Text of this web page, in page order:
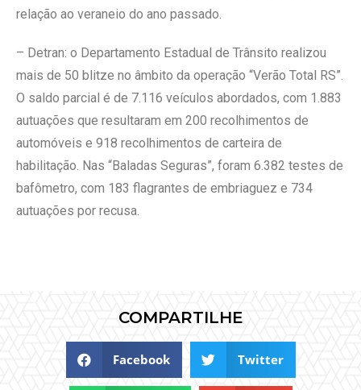
relação ao veraneio do ano passado.
– Detran: o Departamento Estadual de Trânsito realizou
mais de 50 blitze no âmbito da operação “Verão Total RS”.
O saldo parcial é de 7.116 veículos abordados, com 1.883
autuações que resultaram em 200 recolhimentos de
automóveis e 918 recolhimentos de carteira de
habilitação. Nas “Baladas Seguras”, foram 6.382 testes de
bafômetro, com 183 flagrantes de embriaguez e 734
autuações por recusa.
COMPARTILHE
Facebook Twitter